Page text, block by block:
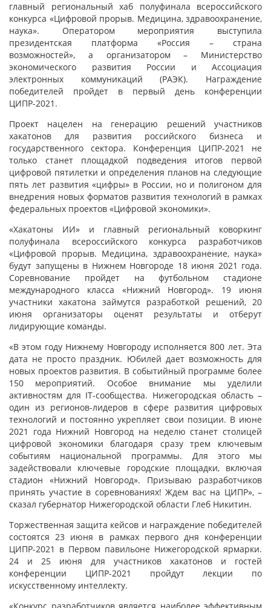
главный региональный хаб полуфинала всероссийского
конкурса «Цифровой прорыв. Медицина, здравоохранение,
наука». Оператором мероприятия выступила
президентская платформа «Россия – страна
возможностей», а организатором – Министерство
экономического развития России и Ассоциация
электронных коммуникаций (РАЭК). Награждение
победителей пройдет в первый день конференции
ЦИПР-2021.
Проект нацелен на генерацию решений участников
хакатонов для развития российского бизнеса и
государственного сектора. Конференция ЦИПР-2021 не
только станет площадкой подведения итогов первой
цифровой пятилетки и определения планов на следующие
пять лет развития «цифры» в России, но и полигоном для
внедрения новых форматов развития технологий в рамках
федеральных проектов «Цифровой экономики».
«Хакатоны ИИ» и главный региональный коворкинг
полуфинала всероссийского конкурса разработчиков
«Цифровой прорыв. Медицина, здравоохранение, наука»
будут запущены в Нижнем Новгороде 18 июня 2021 года.
Соревнование пройдет на футбольном стадионе
международного класса «Нижний Новгород». 19 июня
участники хакатона займутся разработкой решений, 20
июня организаторы оценят результаты и отберут
лидирующие команды.
«В этом году Нижнему Новгороду исполняется 800 лет. Эта
дата не просто праздник. Юбилей дает возможность для
новых проектов развития. В событийный программе более
150 мероприятий. Особое внимание мы уделили
активностям для IT-сообщества. Нижегородская область –
один из регионов-лидеров в сфере развития цифровых
технологий и постоянно укрепляет свои позиции. В июне
2021 года Нижний Новгород на неделю станет столицей
цифровой экономики благодаря сразу трем ключевым
событиям национальной программы. Для этого мы
задействовали ключевые городские площадки, включая
стадион «Нижний Новгород». Призываю разработчиков
принять участие в соревнованиях! Ждем вас на ЦИПР», –
сказал губернатор Нижегородской области Глеб Никитин.
Торжественная защита кейсов и награждение победителей
состоятся 23 июня в рамках первого дня конференции
ЦИПР-2021 в Первом павильоне Нижегородской ярмарки.
24 и 25 июня для участников хакатонов и гостей
конференции ЦИПР-2021 пройдут лекции по
искусственному интеллекту.